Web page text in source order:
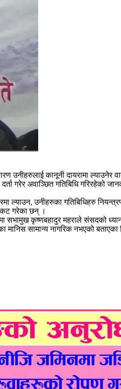
कानूनी दायरामा ल्याउनेर
अवाञ्छित गतिबिधि गरिरहेको
ल्याउन, उनीहरुका गतिबिधिहरु
गरेका छन् ।
सभामुख कृष्णबहादुर महराले संसदको
मानिस सामान्य नागरिक नभएको बताएका